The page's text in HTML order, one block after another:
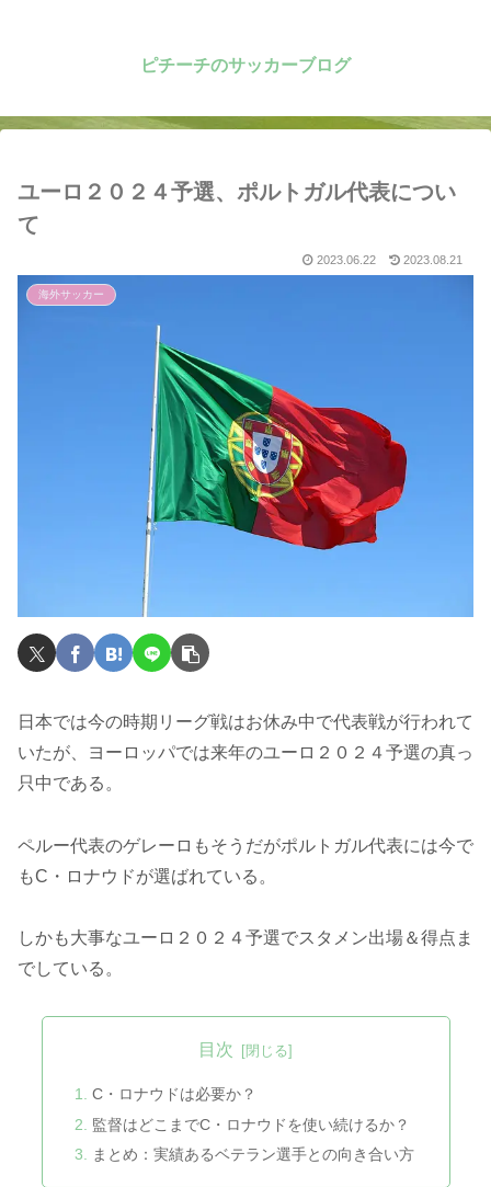
ピチーチのサッカーブログ
ユーロ２０２４予選、ポルトガル代表につい
て
2023.06.22 2023.08.21
海外サッカー
日本では今の時期リーグ戦はお休み中で代表戦が行われて
いたが、ヨーロッパでは来年のユーロ２０２４予選の真っ
只中である。
ペルー代表のゲレーロもそうだがポルトガル代表には今で
もC・ロナウドが選ばれている。
しかも大事なユーロ２０２４予選でスタメン出場＆得点ま
でしている。
目次
C・ロナウドは必要か？
監督はどこまでC・ロナウドを使い続けるか？
まとめ：実績あるベテラン選手との向き合い方